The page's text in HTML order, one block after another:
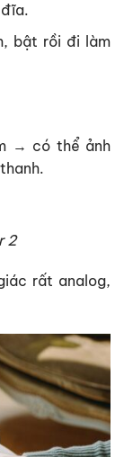
bật rồi đi làm
→ có thể ảnh
2
rất analog,